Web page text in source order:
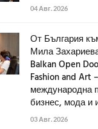
04 Авг. 2026
От България
Мила
Balkan Open
Fashion and Art –
международна
бизнес, мода и
03 Авг. 2026